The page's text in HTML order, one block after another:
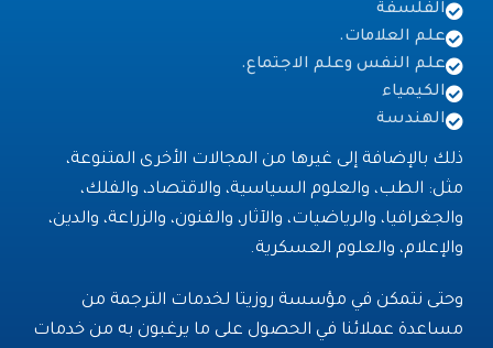
الفلسفة
علم العلامات.
علم النفس وعلم الاجتماع.
الكيمياء
الهندسة
ذلك بالإضافة إلى غيرها من المجالات الأخرى المتنوعة،
مثل: الطب، والعلوم السياسية، والاقتصاد، والفلك،
والجغرافيا، والرياضيات، والآثار، والفنون، والزراعة، والدين،
والإعلام، والعلوم العسكرية.
وحتى نتمكن في مؤسسة روزيتا لخدمات الترجمة من
مساعدة عملائنا في الحصول على ما يرغبون به من خدمات